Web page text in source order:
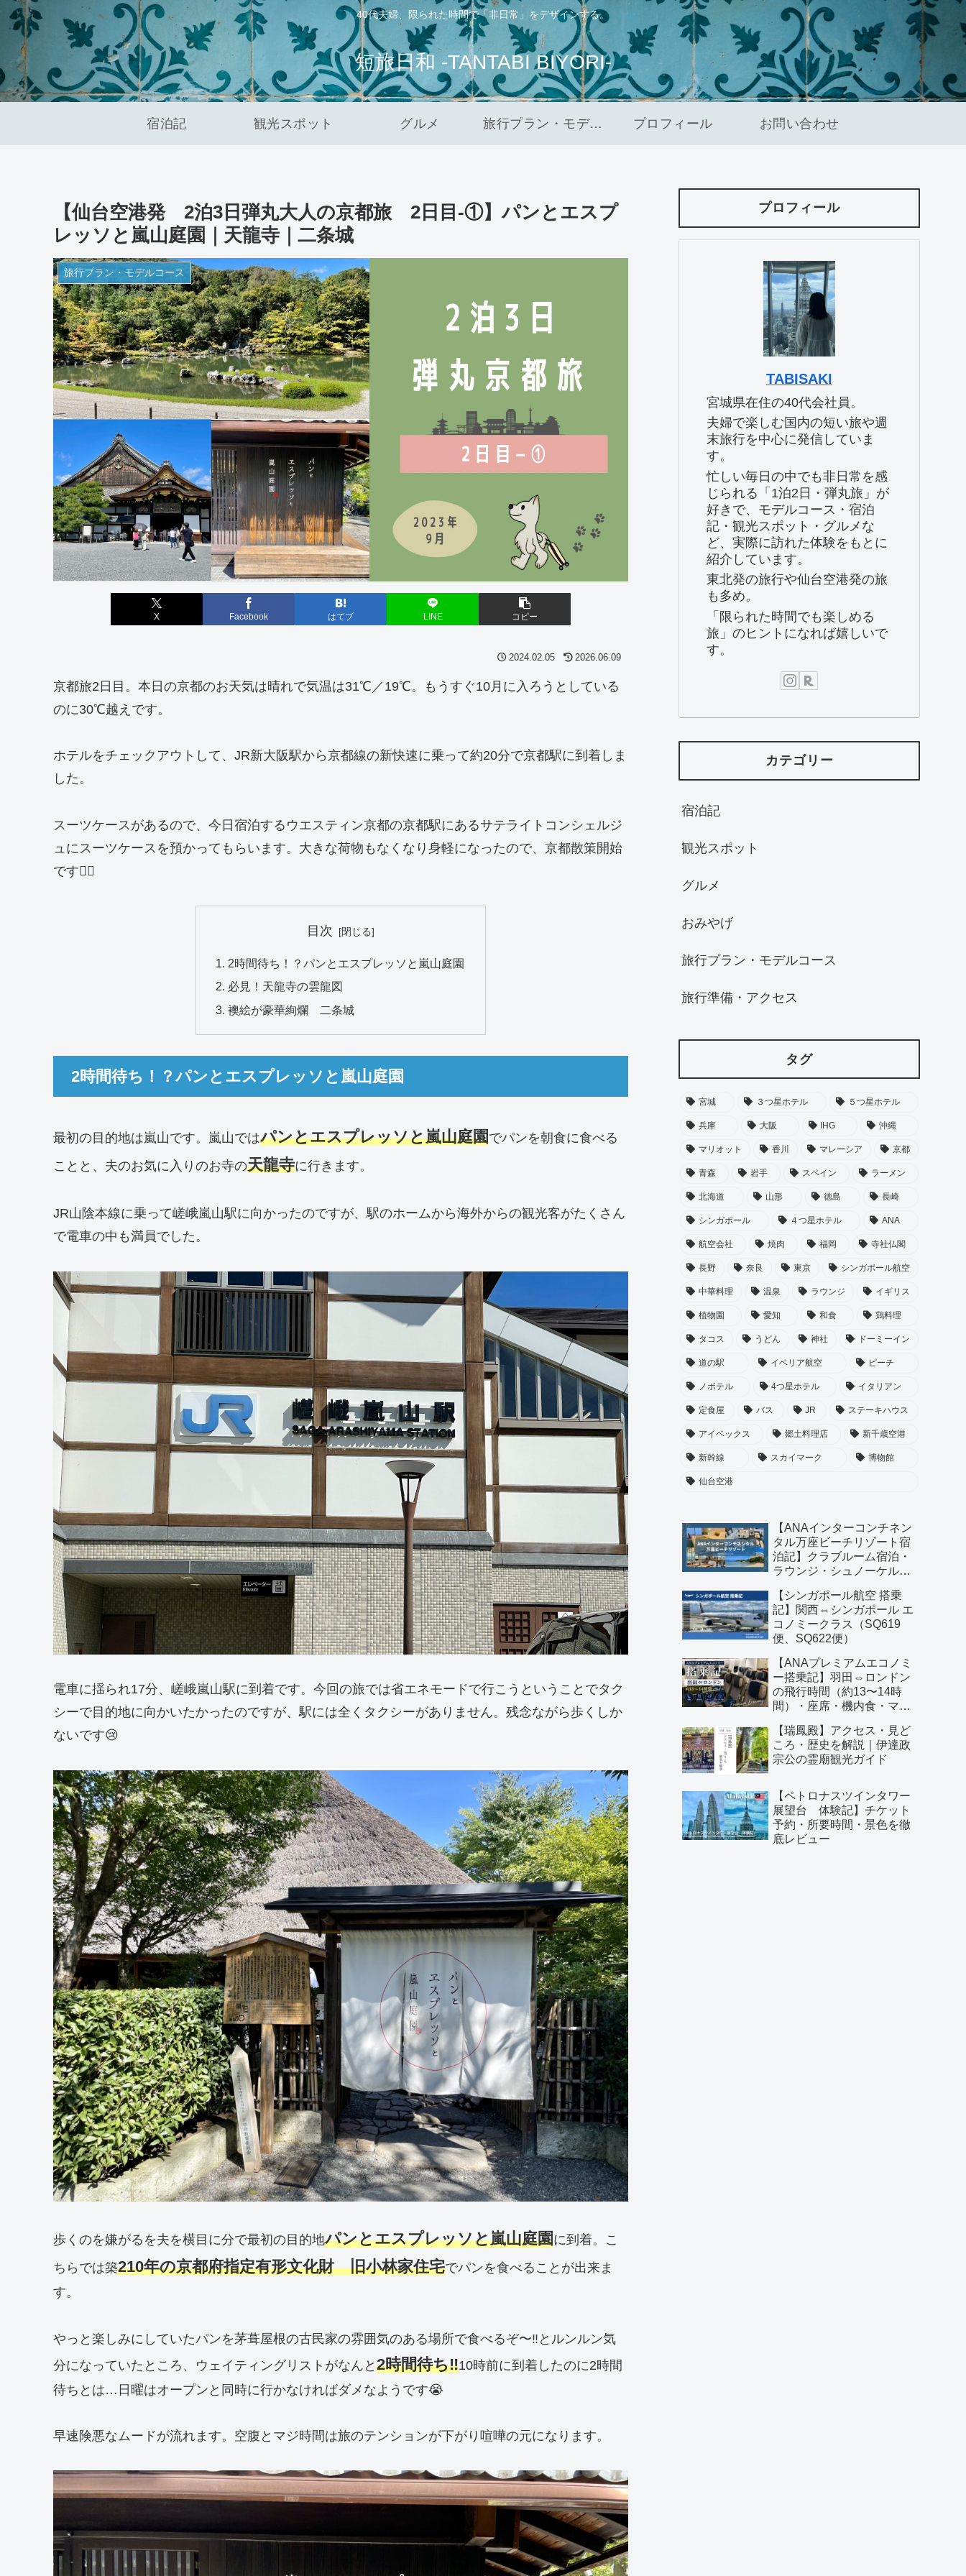
40代夫婦、限られた時間で「非日常」をデザインする。
短旅日和 -TANTABI BIYORI-
宿泊記 観光スポット グルメ 旅行プラン・モデルコース プロフィール お問い合わせ
【仙台空港発 2泊3日弾丸大人の京都旅 2日目-①】パンとエスプ
レッソと嵐山庭園｜天龍寺｜二条城
旅行プラン・モデルコース
X Facebook はてブ LINE コピー
2024.02.05 2026.06.09
京都旅2日目。本日の京都のお天気は晴れで気温は31℃／19℃。もうすぐ10月に入ろうとしている
のに30℃越えです。
ホテルをチェックアウトして、JR新大阪駅から京都線の新快速に乗って約20分で京都駅に到着しま
した。
スーツケースがあるので、今日宿泊するウエスティン京都の京都駅にあるサテライトコンシェルジ
ュにスーツケースを預かってもらいます。大きな荷物もなくなり身軽になったので、京都散策開始
です🚶‍♀️
目次
2時間待ち！？パンとエスプレッソと嵐山庭園
必見！天龍寺の雲龍図
襖絵が豪華絢爛 二条城
2時間待ち！？パンとエスプレッソと嵐山庭園
最初の目的地は嵐山です。嵐山ではパンとエスプレッソと嵐山庭園でパンを朝食に食べる
ことと、夫のお気に入りのお寺の天龍寺に行きます。
JR山陰本線に乗って嵯峨嵐山駅に向かったのですが、駅のホームから海外からの観光客がたくさん
で電車の中も満員でした。
電車に揺られ17分、嵯峨嵐山駅に到着です。今回の旅では省エネモードで行こうということでタク
シーで目的地に向かいたかったのですが、駅には全くタクシーがありません。残念ながら歩くしか
ないです😢
歩くのを嫌がるを夫を横目に分で最初の目的地パンとエスプレッソと嵐山庭園に到着。こ
ちらでは築210年の京都府指定有形文化財 旧小林家住宅でパンを食べることが出来ま
す。
やっと楽しみにしていたパンを茅葺屋根の古民家の雰囲気のある場所で食べるぞ〜‼️とルンルン気
分になっていたところ、ウェイティングリストがなんと 2時間待ち‼️10時前に到着したのに2時間
待ちとは…日曜はオープンと同時に行かなければダメなようです😭
早速険悪なムードが流れます。空腹とマジ時間は旅のテンションが下がり喧嘩の元になります。
プロフィール
TABISAKI
宮城県在住の40代会社員。
夫婦で楽しむ国内の短い旅や週
末旅行を中心に発信していま
す。
忙しい毎日の中でも非日常を感
じられる「1泊2日・弾丸旅」が
好きで、モデルコース・宿泊
記・観光スポット・グルメな
ど、実際に訪れた体験をもとに
紹介しています。
東北発の旅行や仙台空港発の旅
も多め。
「限られた時間でも楽しめる
旅」のヒントになれば嬉しいで
す。
カテゴリー
宿泊記
観光スポット
グルメ
おみやげ
旅行プラン・モデルコース
旅行準備・アクセス
タグ
宮城 ３つ星ホテル ５つ星ホテル
兵庫 大阪 IHG 沖縄
マリオット 香川 マレーシア 京都
青森 岩手 スペイン ラーメン
北海道 山形 徳島 長崎
シンガポール ４つ星ホテル ANA
航空会社 焼肉 福岡 寺社仏閣
長野 奈良 東京 シンガポール航空
中華料理 温泉 ラウンジ イギリス
植物園 愛知 和食 鶏料理
タコス うどん 神社 ドーミーイン
道の駅 イベリア航空 ピーチ
ノボテル 4つ星ホテル イタリアン
定食屋 バス JR ステーキハウス
アイベックス 郷土料理店 新千歳空港
新幹線 スカイマーク 博物館
仙台空港
【ANAインターコンチネン
タル万座ビーチリゾート宿
泊記】クラブルーム宿泊・
ラウンジ・シュノーケル・
喫！
【シンガポール航空 搭乗
記】関西⇔シンガポール エ
コノミークラス（SQ619
便、SQ622便）
【ANAプレミアムエコノミ
ー搭乗記】羽田⇔ロンドン
の飛行時間（約13〜14時
間）・座席・機内食・マイ
【瑞鳳殿】アクセス・見ど
ころ・歴史を解説｜伊達政
宗公の霊廟観光ガイド
【ペトロナスツインタワー
展望台 体験記】チケット
予約・所要時間・景色を徹
底レビュー